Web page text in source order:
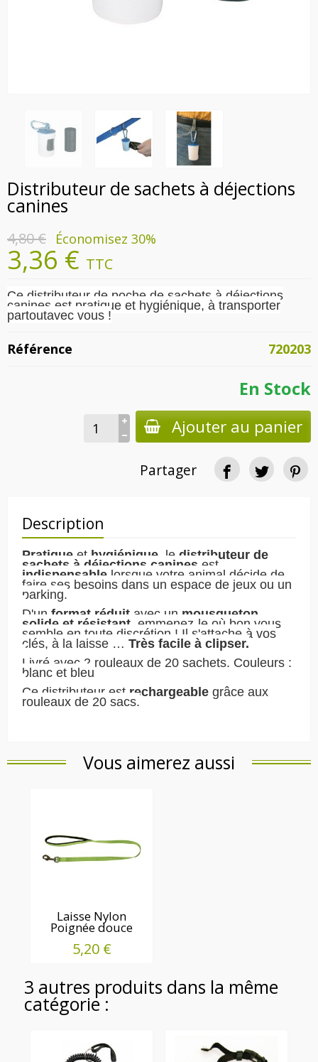
Distributeur de sachets à déjections
canines
4,80 € Économisez 30%
3,36 € TTC
Ce distributeur de poche de sachets à déjections
canines est pratique et hygiénique, à transporter
partoutavec vous !
Référence 720203
En Stock
Ajouter au panier
Partager
Description
Pratique et hygiénique , le distributeur de
sachets à déjections canines est
indispensable lorsque votre animal décide de
faire ses besoins dans un espace de jeux ou un
parking.
D'un format réduit avec un mousqueton
solide et résistant , emmenez-le où bon vous
semble en toute discrétion ! Il s'attache à vos
clés, à la laisse … Très facile à clipser.
Livré avec 2 rouleaux de 20 sachets. Couleurs :
blanc et bleu
Ce distributeur est rechargeable grâce aux
rouleaux de 20 sacs.
Vous aimerez aussi
Laisse Nylon
Poignée douce
5,20 €
3 autres produits dans la même
catégorie :